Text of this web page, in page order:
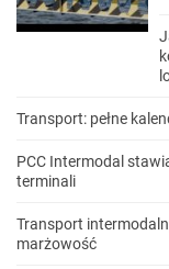
Transport: pełne
PCC Intermodal
terminali
Transport
marżowość